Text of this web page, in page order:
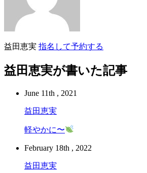
益田恵実 指名して予約する
益田恵実が書いた記事
June 11th , 2021
益田恵実
軽やかに〜
February 18th , 2022
益田恵実